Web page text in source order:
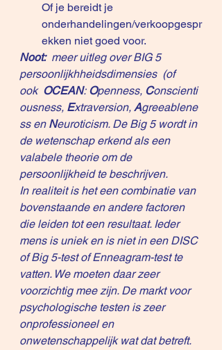
Of je bereidt je
onderhandelingen/verkoopgespr
ekken niet goed voor.
Noot: meer uitleg over BIG 5
persoonlijkhheidsdimensies (of
ook OCEAN: Openness, Conscienti
ousness, Extraversion, Agreeablene
ss en Neuroticism. De Big 5 wordt in
de wetenschap erkend als een
valabele theorie om de
persoonlijkheid te beschrijven.
In realiteit is het een combinatie van
bovenstaande en andere factoren
die leiden tot een resultaat. Ieder
mens is uniek en is niet in een DISC
of Big 5-test of Enneagram-test te
vatten. We moeten daar zeer
voorzichtig mee zijn. De markt voor
psychologische testen is zeer
onprofessioneel en
onwetenschappelijk wat dat betreft.